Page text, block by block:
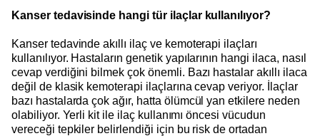
Kanser tedavisinde hangi tür ilaçlar kullanılıyor?
Kanser tedavinde akıllı ilaç ve kemoterapi ilaçları
kullanılıyor. Hastaların genetik yapılarının hangi ilaca, nasıl
cevap verdiğini bilmek çok önemli. Bazı hastalar akıllı ilaca
değil de klasik kemoterapi ilaçlarına cevap veriyor. İlaçlar
bazı hastalarda çok ağır, hatta ölümcül yan etkilere neden
olabiliyor. Yerli kit ile ilaç kullanımı öncesi vücudun
vereceği tepkiler belirlendiği için bu risk de ortadan